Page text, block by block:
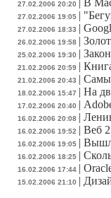
27.02.2006 20:20 | В
27.02.2006 19:05 |
27.02.2006 18:33 |
26.02.2006 19:58 |
25.02.2006 19:30 |
21.02.2006 20:59 |
21.02.2006 20:43 |
18.02.2006 15:47 | На
17.02.2006 20:40 |
16.02.2006 20:08 |
16.02.2006 19:52 | Веб
16.02.2006 19:05 |
16.02.2006 18:25 |
16.02.2006 17:44 |
15.02.2006 21:10 |